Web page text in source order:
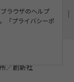
ー
お問い合わせ
／ 創新社
ラウザのヘルプ
「プライバシーポ